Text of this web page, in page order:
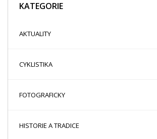
KATEGORIE
AKTUALITY
CYKLISTIKA
FOTOGRAFICKY
HISTORIE A TRADICE